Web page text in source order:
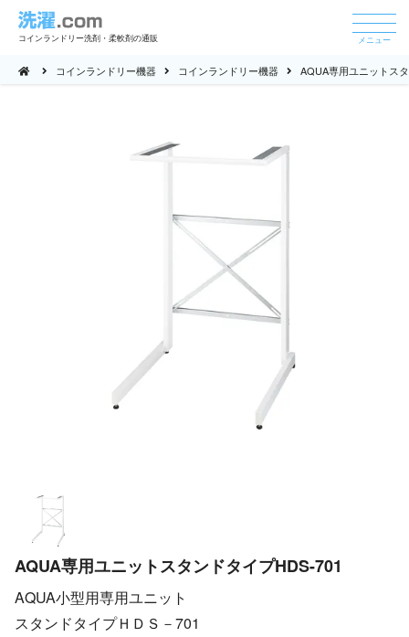
コインランドリー洗剤・柔軟剤の通販 メニュー
コインランドリー機器 コインランドリー機器 AQUA専用ユニットス
AQUA専用ユニットスタンドタイプHDS-701
AQUA小型用専用ユニット
スタンドタイプＨＤＳ－701